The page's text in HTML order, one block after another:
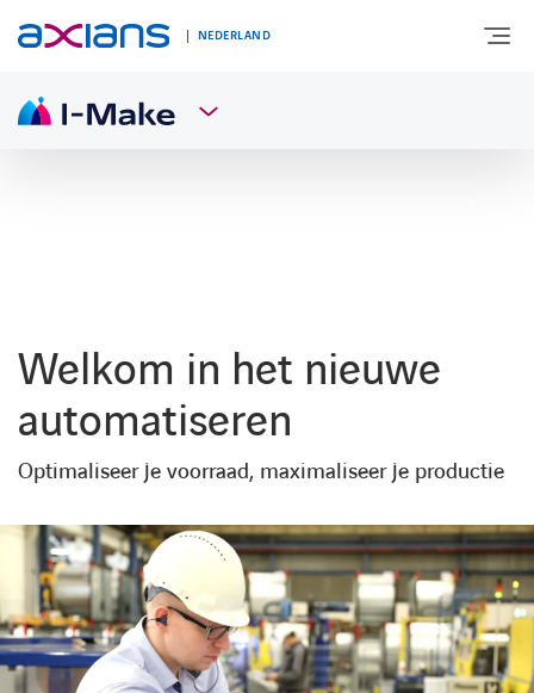
NEDERLAND
NIEUWS & INSPIRATIE
Nieuws
Kennisbank
Referenties
Welkom in het nieuwe
automatiseren
Optimaliseer je voorraad, maximaliseer je productie